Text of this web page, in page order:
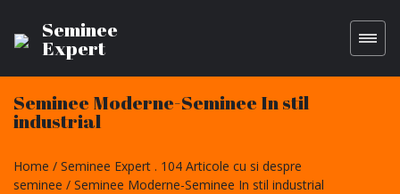
Seminee
Expert
Seminee Moderne-Seminee In stil
industrial
Home
Seminee Expert . 104 Articole cu si despre
seminee
Seminee Moderne-Seminee In stil industrial